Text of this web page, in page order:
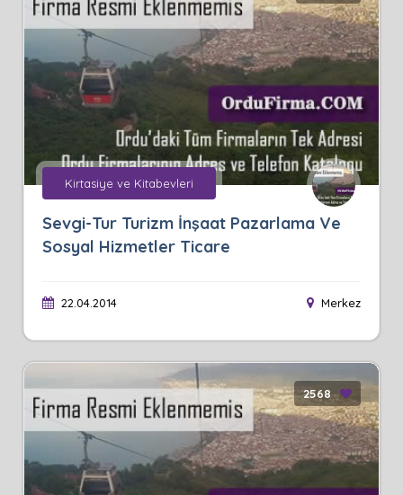
Kirtasiye ve Kitabevleri
Sevgi-Tur Turizm İnşaat Pazarlama Ve
Sosyal Hizmetler Ticare
22.04.2014 Merkez
2568